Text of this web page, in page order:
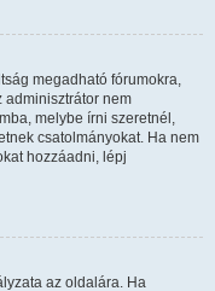
megadható fórumokra,
adminisztrátor nem
melybe írni szeretnél,
csatolmányokat. Ha nem
hozzáadni, lépj
az oldalára. Ha